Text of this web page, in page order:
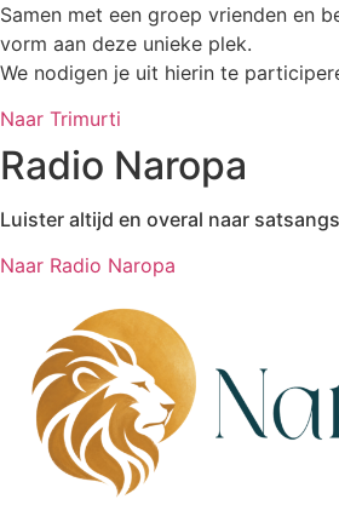
Samen met een groep vrienden en
vorm aan deze unieke plek.
We nodigen je uit hierin te
Naar Trimurti
Radio Naropa
Luister altijd en overal naar
Naar Radio Naropa